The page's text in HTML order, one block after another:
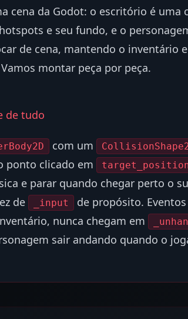
cena da Godot: o escritório é uma
e seu fundo, e o
de cena, mantendo o inventário
montar peça por peça.
de tudo
com um
ponto clicado em
e parar quando chegar perto o
de _input
de propósito.
nunca chegam em
sair andando quando o